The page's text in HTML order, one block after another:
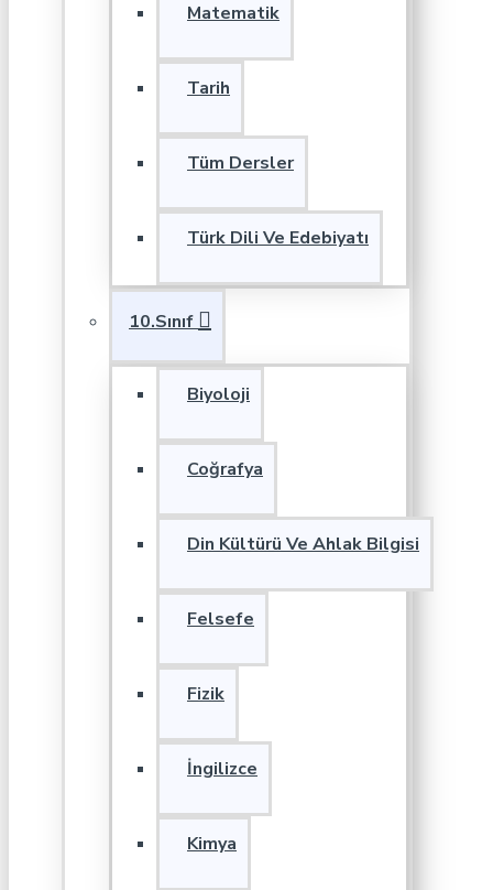
Matematik
Tarih
Tüm Dersler
Türk Dili Ve Edebiyatı
10.Sınıf
Biyoloji
Coğrafya
Din Kültürü Ve Ahlak Bilgisi
Felsefe
Fizik
İngilizce
Kimya